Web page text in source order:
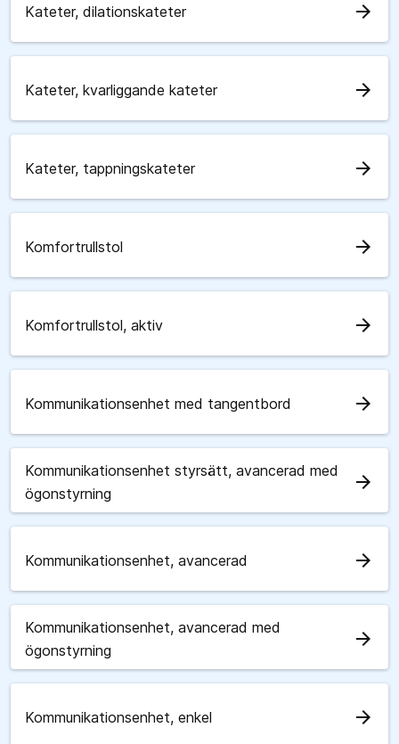
Kateter, dilationskateter arrow_forward
Kateter, kvarliggande kateter arrow_forward
Kateter, tappningskateter arrow_forward
Komfortrullstol arrow_forward
Komfortrullstol, aktiv arrow_forward
Kommunikationsenhet med tangentbord arrow_forward
Kommunikationsenhet styrsätt, avancerad med
ögonstyrning
arrow_forward
Kommunikationsenhet, avancerad arrow_forward
Kommunikationsenhet, avancerad med
ögonstyrning
arrow_forward
Kommunikationsenhet, enkel arrow_forward